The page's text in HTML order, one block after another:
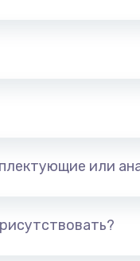
или